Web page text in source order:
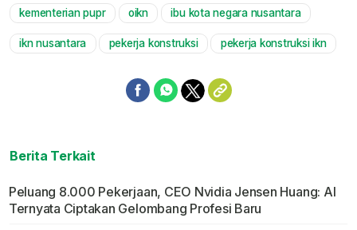
Mute
kementerian pupr oikn ibu kota negara nusantara
ikn nusantara pekerja konstruksi pekerja konstruksi ikn
Berita Terkait
Peluang 8.000 Pekerjaan, CEO Nvidia Jensen Huang: AI
Ternyata Ciptakan Gelombang Profesi Baru